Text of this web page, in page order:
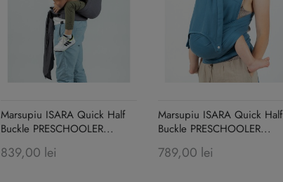
Marsupiu ISARA Quick Half
Buckle PRESCHOOLER...
839,00 lei
Marsupiu ISARA Quick Half
Buckle PRESCHOOLER...
789,00 lei